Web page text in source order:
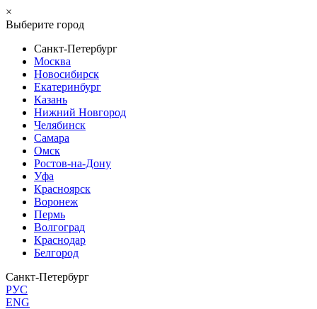
×
Выберите город
Санкт-Петербург
Москва
Новосибирск
Екатеринбург
Казань
Нижний Новгород
Челябинск
Самара
Омск
Ростов-на-Дону
Уфа
Красноярск
Воронеж
Пермь
Волгоград
Краснодар
Белгород
Санкт-Петербург
РУС
ENG